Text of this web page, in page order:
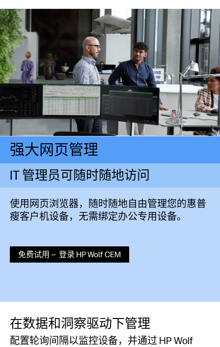
强大网页管理
IT 管理员可随时随地访问
使用网页浏览器，随时随地自由管理您的惠普
瘦客户机设备，无需绑定办公专用设备。
免费试用 — 登录 HP Wolf CEM
在数据和洞察驱动下管理
配置轮询间隔以监控设备，并通过 HP Wolf